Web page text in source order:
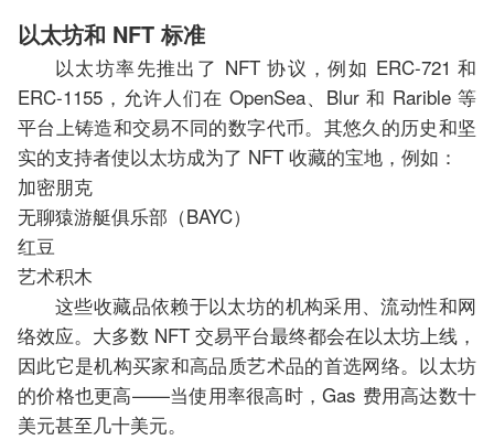
以太坊和 NFT 标准
以太坊率先推出了 NFT 协议，例如 ERC-721 和
ERC-1155，允许人们在 OpenSea、Blur 和 Rarible 等
平台上铸造和交易不同的数字代币。其悠久的历史和坚
实的支持者使以太坊成为了 NFT 收藏的宝地，例如：
加密朋克
无聊猿游艇俱乐部（BAYC）
红豆
艺术积木
这些收藏品依赖于以太坊的机构采用、流动性和网
络效应。大多数 NFT 交易平台最终都会在以太坊上线，
因此它是机构买家和高品质艺术品的首选网络。以太坊
的价格也更高——当使用率很高时，Gas 费用高达数十
美元甚至几十美元。